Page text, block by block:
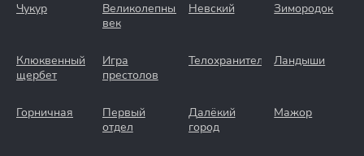
Чукур
Великолепный
век
Невский Зимородок
Клюквенный
щербет
Игра
престолов
Телохранители Ландыши
Горничная
Первый
отдел
Далёкий
город
Мажор